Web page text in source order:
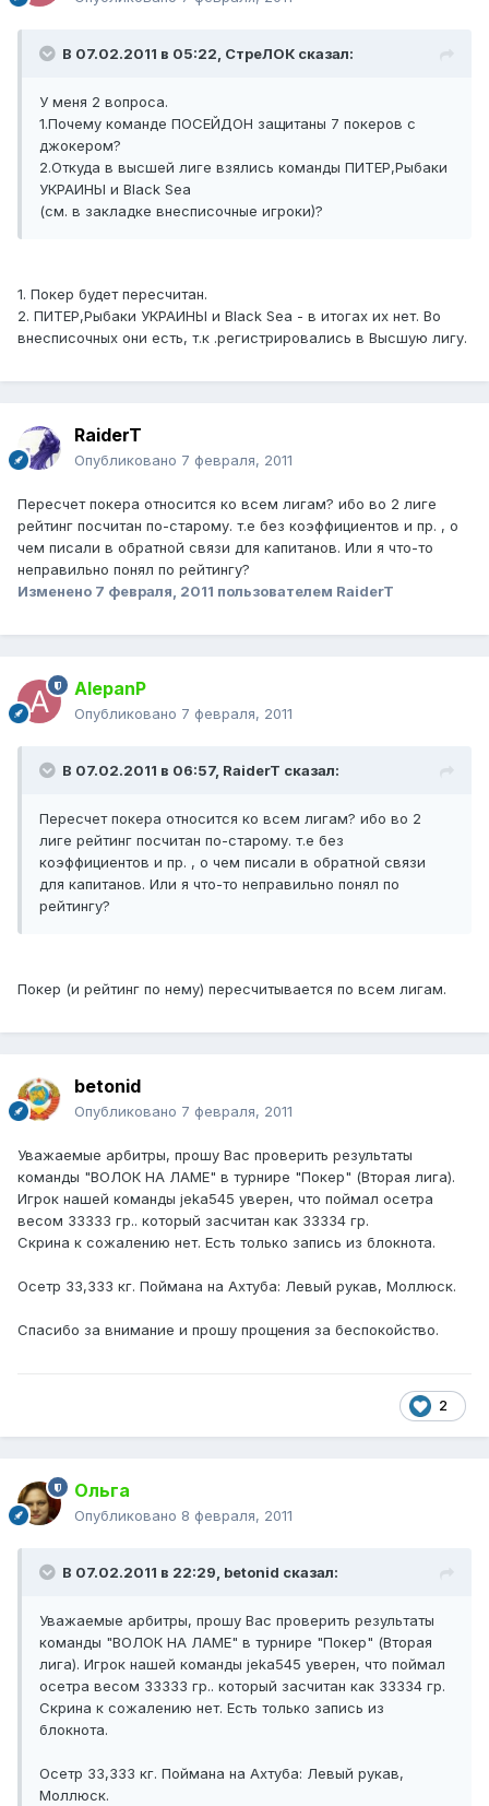
В 07.02.2011 в 05:22, СтреЛОК сказал:
У меня 2 вопроса.
1.Почему команде ПОСЕЙДОН защитаны 7 покеров с
джокером?
2.Откуда в высшей лиге взялись команды ПИТЕР,Рыбаки
УКРАИНЫ и Black Sea
(см. в закладке внесписочные игроки)?
1. Покер будет пересчитан.
2. ПИТЕР,Рыбаки УКРАИНЫ и Black Sea - в итогах их нет. Во
внесписочных они есть, т.к .регистрировались в Высшую лигу.
RaiderT
Опубликовано 7 февраля, 2011
Пересчет покера относится ко всем лигам? ибо во 2 лиге
рейтинг посчитан по-старому. т.е без коэффициентов и пр. , о
чем писали в обратной связи для капитанов. Или я что-то
неправильно понял по рейтингу?
Изменено 7 февраля, 2011 пользователем RaiderT
AlepanP
Опубликовано 7 февраля, 2011
В 07.02.2011 в 06:57, RaiderT сказал:
Пересчет покера относится ко всем лигам? ибо во 2
лиге рейтинг посчитан по-старому. т.е без
коэффициентов и пр. , о чем писали в обратной связи
для капитанов. Или я что-то неправильно понял по
рейтингу?
Покер (и рейтинг по нему) пересчитывается по всем лигам.
betonid
Опубликовано 7 февраля, 2011
Уважаемые арбитры, прошу Вас проверить результаты
команды "ВОЛОК НА ЛАМЕ" в турнире "Покер" (Вторая лига).
Игрок нашей команды jeka545 уверен, что поймал осетра
весом 33333 гр.. который засчитан как 33334 гр.
Скрина к сожалению нет. Есть только запись из блокнота.
Осетр 33,333 кг. Поймана на Ахтуба: Левый рукав, Моллюск.
Спасибо за внимание и прошу прощения за беспокойство.
2
Ольга
Опубликовано 8 февраля, 2011
В 07.02.2011 в 22:29, betonid сказал:
Уважаемые арбитры, прошу Вас проверить результаты
команды "ВОЛОК НА ЛАМЕ" в турнире "Покер" (Вторая
лига). Игрок нашей команды jeka545 уверен, что поймал
осетра весом 33333 гр.. который засчитан как 33334 гр.
Скрина к сожалению нет. Есть только запись из
блокнота.
Осетр 33,333 кг. Поймана на Ахтуба: Левый рукав,
Моллюск.